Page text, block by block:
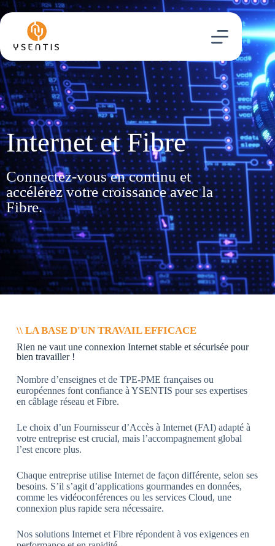
Internet et Fibre
Connectez-vous en continu et
accélérez votre croissance avec la
Fibre.
\\ LA BASE D'UN TRAVAIL EFFICACE
Rien ne vaut une connexion Internet stable et sécurisée pour
bien travailler !
Nombre d’enseignes et de TPE-PME françaises ou
européennes font confiance à YSENTIS pour ses expertises
en câblage réseau et Fibre.
Le choix d’un Fournisseur d’Accès à Internet (FAI) adapté à
votre entreprise est crucial, mais l’accompagnement global
l’est encore plus.
Chaque entreprise utilise Internet de façon différente, selon ses
besoins. S’il s’agit d’applications gourmandes en données,
comme les vidéoconférences ou les services Cloud, une
connexion plus rapide sera nécessaire.
Nos solutions Internet et Fibre répondent à vos exigences en